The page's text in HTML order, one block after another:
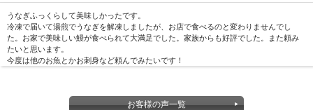
うなぎふっくらして美味しかったです。
冷凍で届いて湯煎でうなぎを解凍しましたが、お店で食べるのと変わりませんでし
た。お家で美味しい鰻が食べられて大満足でした。家族からも好評でした。また頼み
たいと思います。
今度は他のお魚とかお刺身など頼んでみたいです！
お客様の声一覧